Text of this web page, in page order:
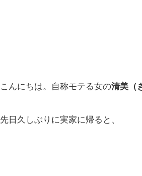
こんにちは。自称モテる女の清美（
先日久しぶりに実家に帰ると、